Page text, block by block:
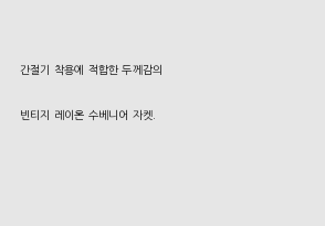
간절기 착용에 적합한 두께감의
빈티지 레이온 수베니어 자켓.